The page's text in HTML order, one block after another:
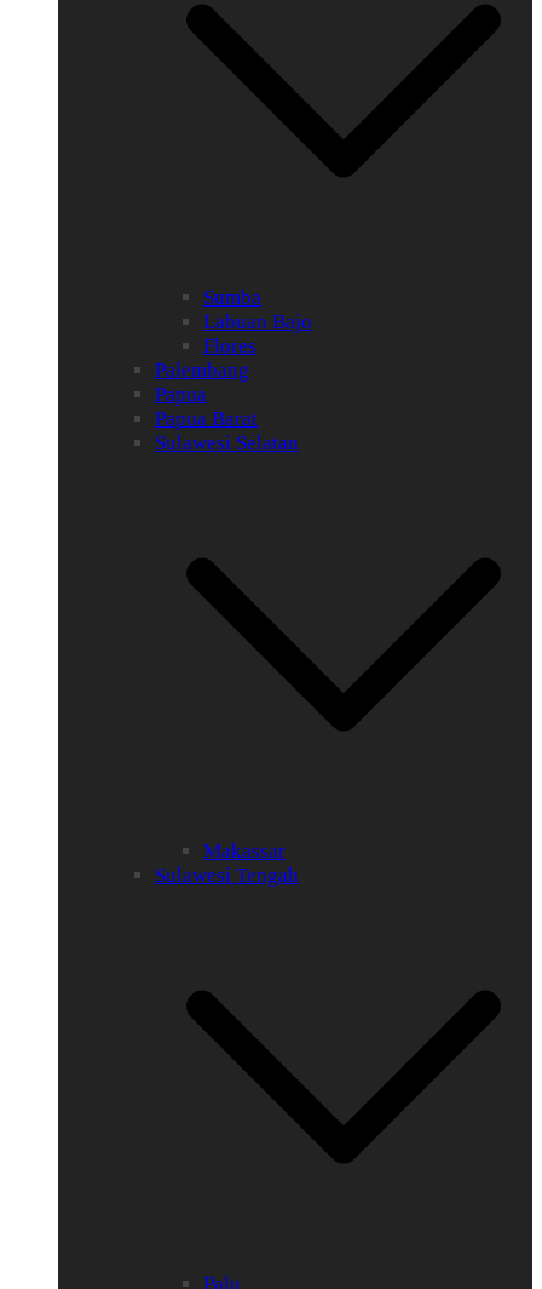
Sumba
Labuan Bajo
Flores
Palembang
Papua
Papua Barat
Sulawesi Selatan
Makassar
Sulawesi Tengah
Palu